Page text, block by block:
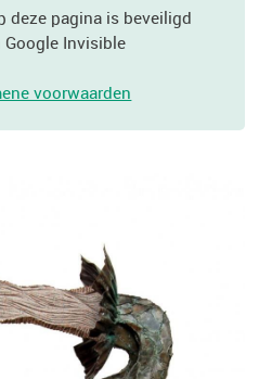
deze pagina is beveiligd
Invisible
voorwaarden